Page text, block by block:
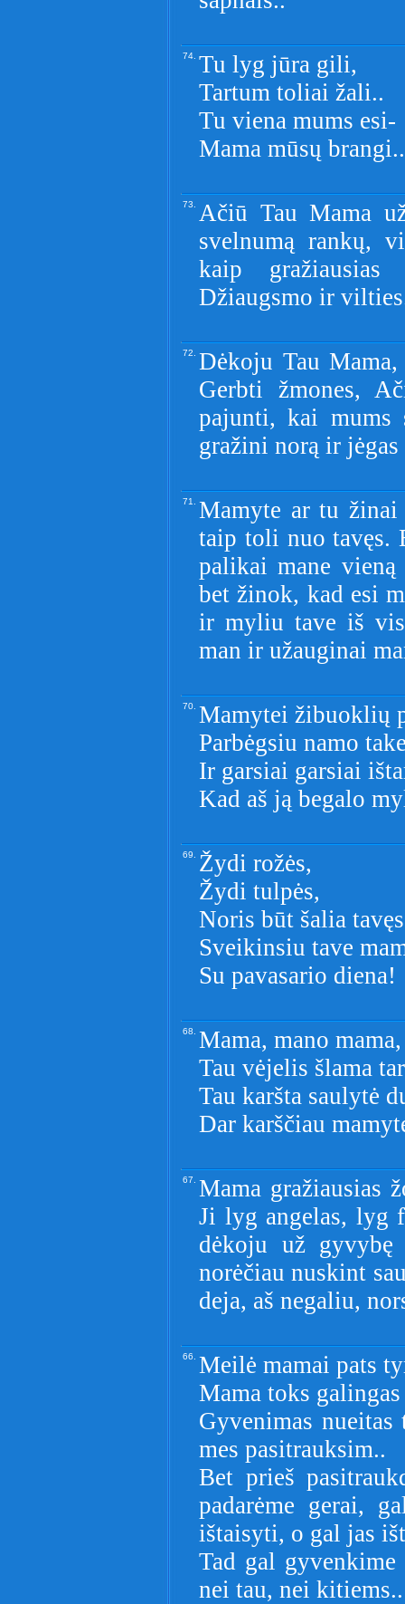
74. Tu lyg jūra gili,
Tartum toliai žali..
Tu viena mums esi-
Mama mūsų brangi..
73. Ačiū Tau Mama
svelnumą rankų,
kaip
Džiaugsmo ir
72. Dėkoju Tau
Gerbti žmones,
pajunti, kai
gražini norą ir
71. Mamyte ar tu žinai
taip toli nuo tavęs.
palikai mane
bet žinok, kad esi
ir myliu tave iš
man ir užauginai
70. Mamytei žibuoklių
Parbėgsiu namo
Ir garsiai garsiai
Kad aš ją begalo
69. Žydi rožės,
Žydi tulpės,
Noris būt šalia
Sveikinsiu tave
Su pavasario diena!
68. Mama, mano
Tau vėjelis šlama
Tau karšta saulytė
Dar karščiau
67. Mama gražiausias
Ji lyg angelas, lyg
dėkoju už
norėčiau nuskint
deja, aš negaliu,
66. Meilė mamai pats
Mama toks
Gyvenimas
mes pasitrauksim..
Bet prieš
padarėme gerai,
ištaisyti, o gal jas
Tad gal
nei tau, nei kitiems..